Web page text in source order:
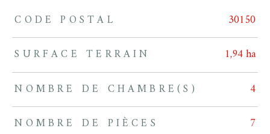
TRAD_ZEPHYR_Caracteristique TRAD_ZEPHYR_Valeurs
CODE POSTAL
30150
SURFACE TERRAIN
1,94 ha
NOMBRE DE CHAMBRE(S)
4
NOMBRE DE PIÈCES
7